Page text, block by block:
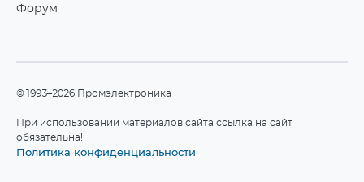
Форум
©1993–2026 Промэлектроника
При использовании материалов сайта ссылка на сайт
обязательна!
Политика конфиденциальности